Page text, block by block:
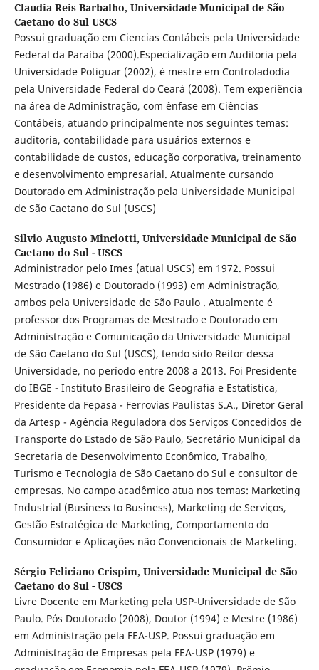
Claudia Reis Barbalho, Universidade Municipal de São
Caetano do Sul USCS
Possui graduação em Ciencias Contábeis pela Universidade
Federal da Paraíba (2000).Especialização em Auditoria pela
Universidade Potiguar (2002), é mestre em Controladodia
pela Universidade Federal do Ceará (2008). Tem experiência
na área de Administração, com ênfase em Ciências
Contábeis, atuando principalmente nos seguintes temas:
auditoria, contabilidade para usuários externos e
contabilidade de custos, educação corporativa, treinamento
e desenvolvimento empresarial. Atualmente cursando
Doutorado em Administração pela Universidade Municipal
de São Caetano do Sul (USCS)
Silvio Augusto Minciotti, Universidade Municipal de São
Caetano do Sul - USCS
Administrador pelo Imes (atual USCS) em 1972. Possui
Mestrado (1986) e Doutorado (1993) em Administração,
ambos pela Universidade de São Paulo . Atualmente é
professor dos Programas de Mestrado e Doutorado em
Administração e Comunicação da Universidade Municipal
de São Caetano do Sul (USCS), tendo sido Reitor dessa
Universidade, no período entre 2008 a 2013. Foi Presidente
do IBGE - Instituto Brasileiro de Geografia e Estatística,
Presidente da Fepasa - Ferrovias Paulistas S.A., Diretor Geral
da Artesp - Agência Reguladora dos Serviços Concedidos de
Transporte do Estado de São Paulo, Secretário Municipal da
Secretaria de Desenvolvimento Econômico, Trabalho,
Turismo e Tecnologia de São Caetano do Sul e consultor de
empresas. No campo acadêmico atua nos temas: Marketing
Industrial (Business to Business), Marketing de Serviços,
Gestão Estratégica de Marketing, Comportamento do
Consumidor e Aplicações não Convencionais de Marketing.
Sérgio Feliciano Crispim, Universidade Municipal de São
Caetano do Sul - USCS
Livre Docente em Marketing pela USP-Universidade de São
Paulo. Pós Doutorado (2008), Doutor (1994) e Mestre (1986)
em Administração pela FEA-USP. Possui graduação em
Administração de Empresas pela FEA-USP (1979) e